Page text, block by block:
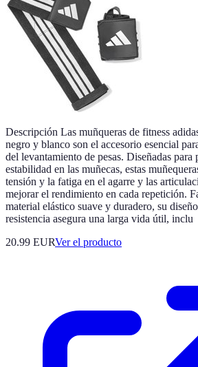
Descripción Las muñqueras de fitness
negro y blanco son el accesorio esencial
del levantamiento de pesas. Diseñadas
estabilidad en las muñecas, estas
tensión y la fatiga en el agarre y las
mejorar el rendimiento en cada repetición.
material elástico suave y duradero, su
resistencia asegura una larga vida útil, inclu
20.99 EURVer el producto